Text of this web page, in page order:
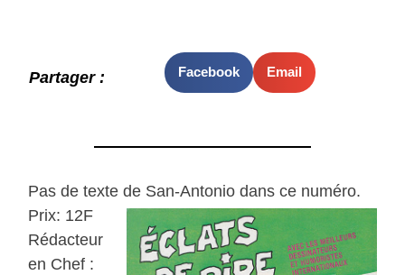
Partager : Facebook Email
Pas de texte de San-Antonio dans ce numéro.
Prix: 12F
Rédacteur
en Chef :